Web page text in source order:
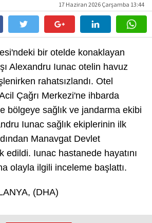
17 Haziran 2026 Çarşamba 13:44
bir otelde konaklayan
Alexandru Iunac otelin havuz
rahatsızlandı. Otel
Çağrı Merkezi'ne ihbarda
bölgeye sağlık ve jandarma ekibi
Iunac sağlık ekiplerinin ilk
Manavgat Devlet
edildi. Iunac hastanede hayatını
olayla ilgili inceleme başlattı.
(DHA)